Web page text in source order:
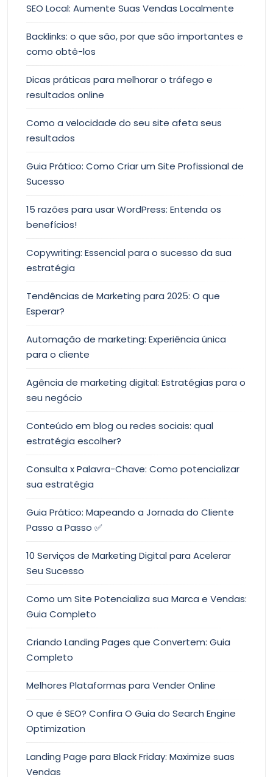
SEO Local: Aumente Suas Vendas Localmente
Backlinks: o que são, por que são importantes e
como obtê-los
Dicas práticas para melhorar o tráfego e
resultados online
Como a velocidade do seu site afeta seus
resultados
Guia Prático: Como Criar um Site Profissional de
Sucesso
15 razões para usar WordPress: Entenda os
benefícios!
Copywriting: Essencial para o sucesso da sua
estratégia
Tendências de Marketing para 2025: O que
Esperar?
Automação de marketing: Experiência única
para o cliente
Agência de marketing digital: Estratégias para o
seu negócio
Conteúdo em blog ou redes sociais: qual
estratégia escolher?
Consulta x Palavra-Chave: Como potencializar
sua estratégia
Guia Prático: Mapeando a Jornada do Cliente
Passo a Passo ✅
10 Serviços de Marketing Digital para Acelerar
Seu Sucesso
Como um Site Potencializa sua Marca e Vendas:
Guia Completo
Criando Landing Pages que Convertem: Guia
Completo
Melhores Plataformas para Vender Online
O que é SEO? Confira O Guia do Search Engine
Optimization
Landing Page para Black Friday: Maximize suas
Vendas